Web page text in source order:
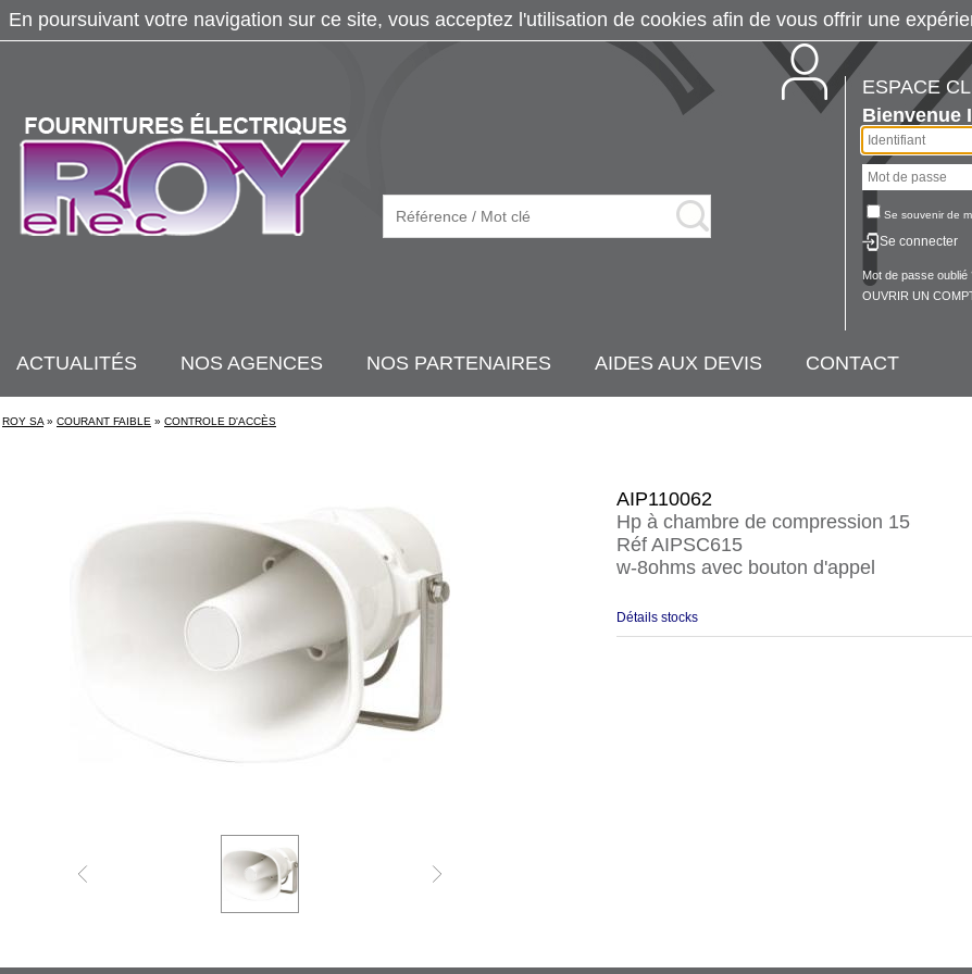
ESPACE
Bienvenue
Se souvenir de
Se connecter
Mot de passe oublié
OUVRIR UN
ACTUALITÉS NOS AGENCES NOS PARTENAIRES AIDES AUX DEVIS CONTACT
ROY SA » COURANT FAIBLE » CONTROLE D'ACCÈS
AIP110062
Hp à chambre de compression 15
Réf AIPSC615
w-8ohms avec bouton d'appel
Détails stocks
En poursuivant votre navigation sur ce site, vous acceptez l'utilisation de cookies afin de vous offrir une